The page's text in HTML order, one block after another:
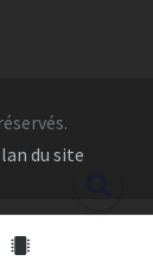
du site